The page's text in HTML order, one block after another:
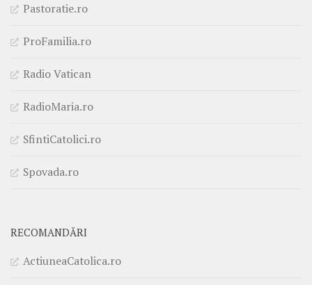
Pastoratie.ro
ProFamilia.ro
Radio Vatican
RadioMaria.ro
SfintiCatolici.ro
Spovada.ro
RECOMANDĂRI
ActiuneaCatolica.ro